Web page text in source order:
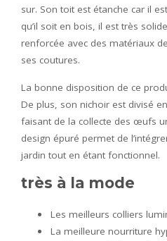
sur. Son toit est étanche car il
qu’il soit en bois, il est très
renforcée avec des matériaux
ses coutures.
La bonne disposition de ce
De plus, son nichoir est divisé
faisant de la collecte des œufs
design épuré permet de
jardin tout en étant fonctionnel.
très à la mode
Les meilleurs colliers
La meilleure nourriture